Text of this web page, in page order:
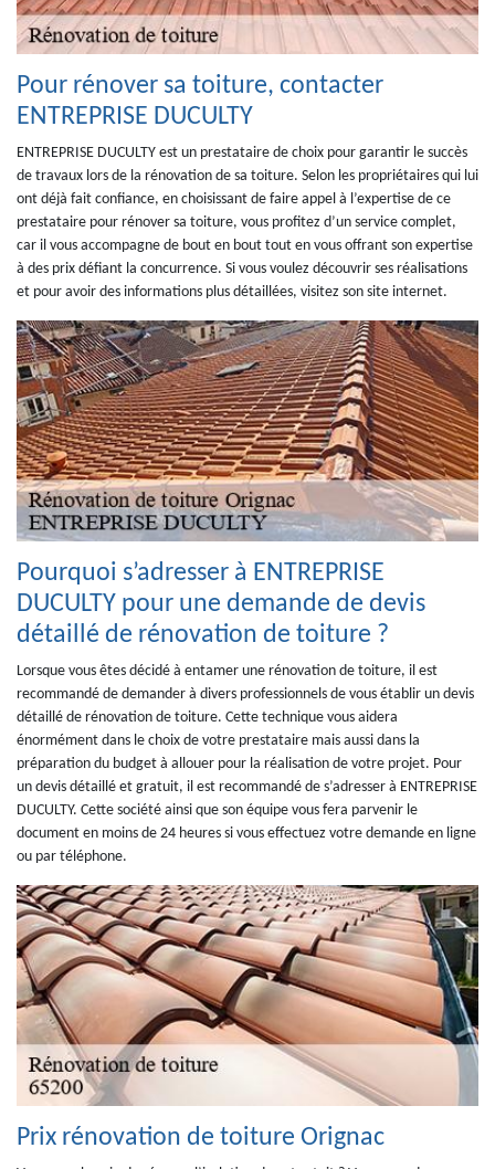
Pour rénover sa toiture, contacter
ENTREPRISE DUCULTY
ENTREPRISE DUCULTY est un prestataire de choix pour garantir le succès
de travaux lors de la rénovation de sa toiture. Selon les propriétaires qui lui
ont déjà fait confiance, en choisissant de faire appel à l’expertise de ce
prestataire pour rénover sa toiture, vous profitez d’un service complet,
car il vous accompagne de bout en bout tout en vous offrant son expertise
à des prix défiant la concurrence. Si vous voulez découvrir ses réalisations
et pour avoir des informations plus détaillées, visitez son site internet.
Pourquoi s’adresser à ENTREPRISE
DUCULTY pour une demande de devis
détaillé de rénovation de toiture ?
Lorsque vous êtes décidé à entamer une rénovation de toiture, il est
recommandé de demander à divers professionnels de vous établir un devis
détaillé de rénovation de toiture. Cette technique vous aidera
énormément dans le choix de votre prestataire mais aussi dans la
préparation du budget à allouer pour la réalisation de votre projet. Pour
un devis détaillé et gratuit, il est recommandé de s’adresser à ENTREPRISE
DUCULTY. Cette société ainsi que son équipe vous fera parvenir le
document en moins de 24 heures si vous effectuez votre demande en ligne
ou par téléphone.
Prix rénovation de toiture Orignac